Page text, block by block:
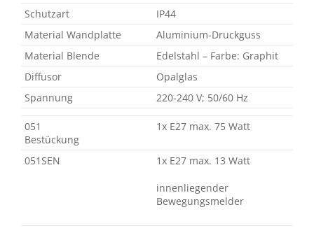
Schutzart
IP44
Material Wandplatte
Aluminium-Druckguss
Material Blende
Edelstahl – Farbe: Graphit
Diffusor
Opalglas
Spannung
220-240 V; 50/60 Hz
051
Bestückung
1x E27 max. 75 Watt
051SEN 1x E27 max. 13 Watt
innenliegender
Bewegungsmelder